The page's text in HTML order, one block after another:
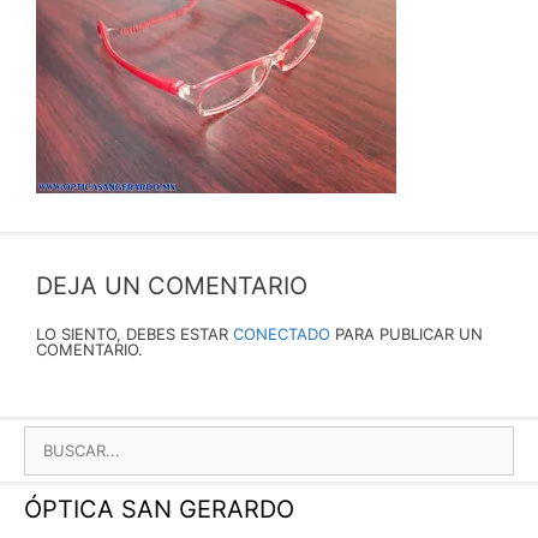
DEJA UN COMENTARIO
LO SIENTO, DEBES ESTAR CONECTADO PARA PUBLICAR UN
COMENTARIO.
BUSCAR:
ÓPTICA SAN GERARDO